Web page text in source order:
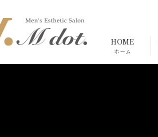
HOME
ホーム